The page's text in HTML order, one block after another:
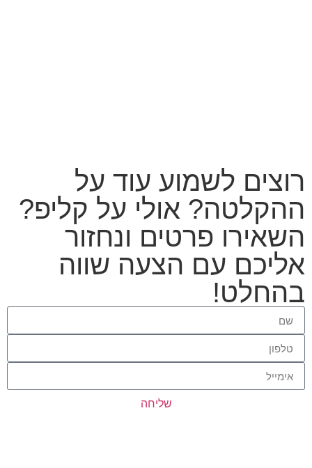
רוצים לשמוע עוד על
ההקלטה? אולי על קליפ?
השאירו פרטים ונחזור
אליכם עם הצעה שווה
בהחלט!
שליחה